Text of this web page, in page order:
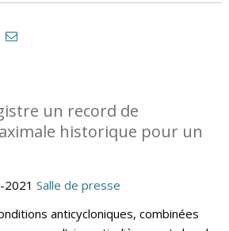
un record de
historique pour un
Salle de presse
anticycloniques, combinées